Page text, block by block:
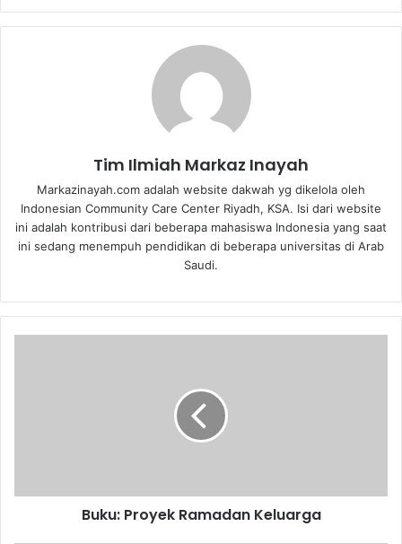
Tim Ilmiah Markaz Inayah
Markazinayah.com adalah website dakwah yg dikelola oleh
Indonesian Community Care Center Riyadh, KSA. Isi dari website
ini adalah kontribusi dari beberapa mahasiswa Indonesia yang saat
ini sedang menempuh pendidikan di beberapa universitas di Arab
Saudi.
Buku: Proyek Ramadan Keluarga